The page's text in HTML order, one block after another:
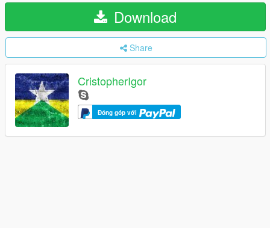
Download
Share
CristopherIgor
Đóng góp với